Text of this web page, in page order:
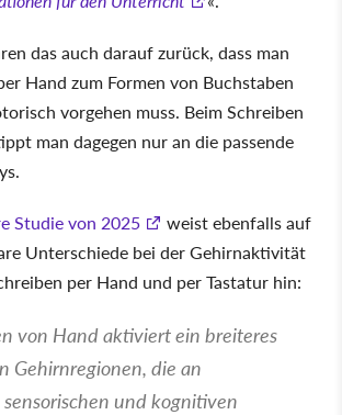
das auch darauf zurück, dass man
Hand zum Formen von Buchstaben
vorgehen muss. Beim Schreiben
man dagegen nur an die passende
Studie von 2025
weist ebenfalls auf
Unterschiede bei der Gehirnaktivität
per Hand und per Tastatur hin:
von Hand aktiviert ein breiteres
Gehirnregionen, die an
und kognitiven